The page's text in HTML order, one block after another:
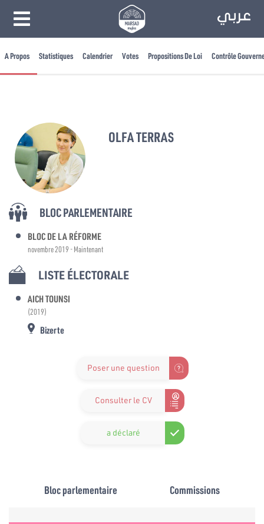
A Propos Statistiques Calendrier Votes Propositions De Loi Contrôle
OLFA TERRAS
BLOC PARLEMENTAIRE
BLOC DE LA RÉFORME
novembre 2019 - Maintenant
LISTE ÉLECTORALE
AICH TOUNSI
(2019)
Bizerte
Poser une question
Consulter le CV
a déclaré
Bloc parlementaire Commissions